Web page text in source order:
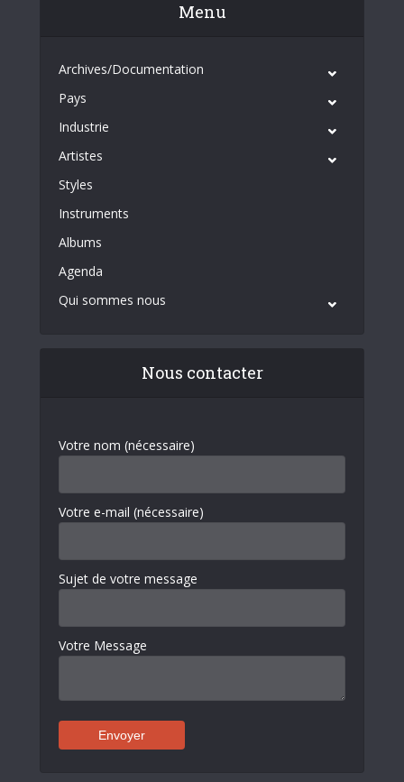
Menu
Archives/Documentation
Pays
Industrie
Artistes
Styles
Instruments
Albums
Agenda
Qui sommes nous
Nous contacter
Votre nom (nécessaire)
Votre e-mail (nécessaire)
Sujet de votre message
Votre Message